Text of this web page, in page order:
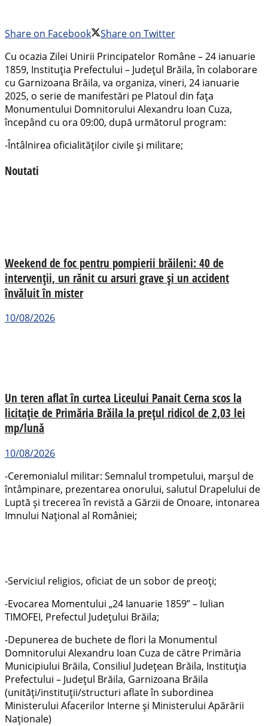
Share on Facebook
Share on Twitter
Cu ocazia Zilei Unirii Principatelor Române – 24 ianuarie
1859, Instituția Prefectului – Județul Brăila, în colaborare
cu Garnizoana Brăila, va organiza, vineri, 24 ianuarie
2025, o serie de manifestări pe Platoul din fața
Monumentului Domnitorului Alexandru Ioan Cuza,
începând cu ora 09:00, după următorul program:
-Întâlnirea oficialităţilor civile şi militare;
Noutati
Weekend de foc pentru pompierii brăileni: 40 de
intervenții, un rănit cu arsuri grave și un accident
învăluit în mister
10/08/2026
Un teren aflat în curtea Liceului Panait Cerna scos la
licitație de Primăria Brăila la prețul ridicol de 2,03 lei
mp/lună
10/08/2026
-Ceremonialul militar: Semnalul trompetului, marşul de
întâmpinare, prezentarea onorului, salutul Drapelului de
Luptă şi trecerea în revistă a Gărzii de Onoare, intonarea
Imnului Naţional al României;
-Serviciul religios, oficiat de un sobor de preoți;
-Evocarea Momentului „24 Ianuarie 1859” – Iulian
TIMOFEI, Prefectul Județului Brăila;
-Depunerea de buchete de flori la Monumentul
Domnitorului Alexandru Ioan Cuza de către Primăria
Municipiului Brăila, Consiliul Judeţean Brăila, Instituţia
Prefectului – Judeţul Brăila, Garnizoana Brăila
(unităţi/instituţii/structuri aflate în subordinea
Ministerului Afacerilor Interne și Ministerului Apărării
Naționale)